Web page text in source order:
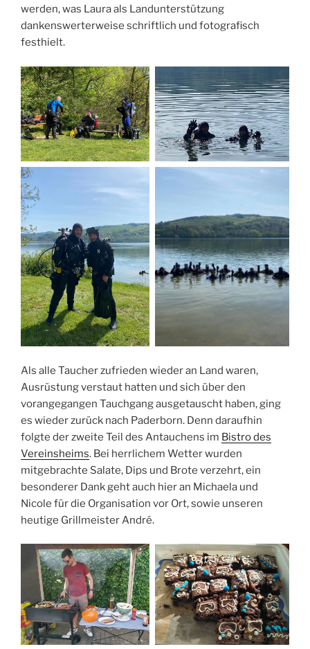
werden, was Laura als Landunterstützung
dankenswerterweise schriftlich und fotografisch
festhielt.
Als alle Taucher zufrieden wieder an Land waren,
Ausrüstung verstaut hatten und sich über den
vorangegangen Tauchgang ausgetauscht haben, ging
es wieder zurück nach Paderborn. Denn daraufhin
folgte der zweite Teil des Antauchens im Bistro des
Vereinsheims. Bei herrlichem Wetter wurden
mitgebrachte Salate, Dips und Brote verzehrt, ein
besonderer Dank geht auch hier an Michaela und
Nicole für die Organisation vor Ort, sowie unseren
heutige Grillmeister André.